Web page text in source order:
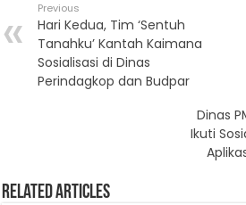
Previous
Hari Kedua, Tim ‘Sentuh
Tanahku’ Kantah Kaimana
Sosialisasi di Dinas
Perindagkop dan Budpar
Dinas
Ikuti
Related Articles